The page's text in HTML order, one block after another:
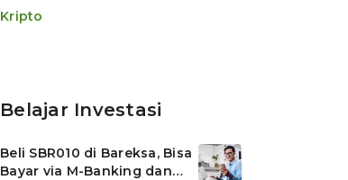
Kripto
Belajar Investasi
Beli SBR010 di Bareksa, Bisa
Bayar via M-Banking dan